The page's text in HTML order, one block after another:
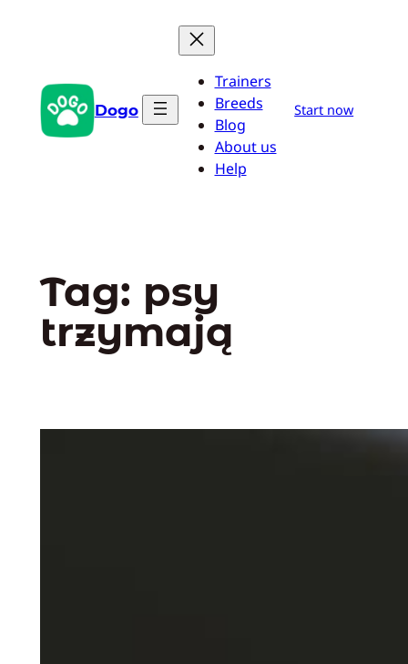
Dogo
Trainers
Breeds
Blog
About us
Help
Start now
Tag: psy
trzymają